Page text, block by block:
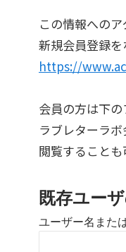
この情報への
新規会員登録を
https://
会員の方は下の
ラブレターラ
閲覧することも
既存ユー
ユーザー名また